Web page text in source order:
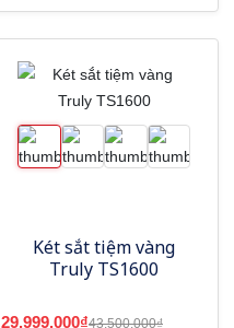
Két sắt tiệm vàng
Truly TS1600
29.999.000₫43.500.000₫